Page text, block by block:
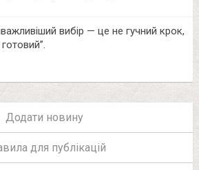
вибір — це не гучний крок,
Додати новину
для публікацій